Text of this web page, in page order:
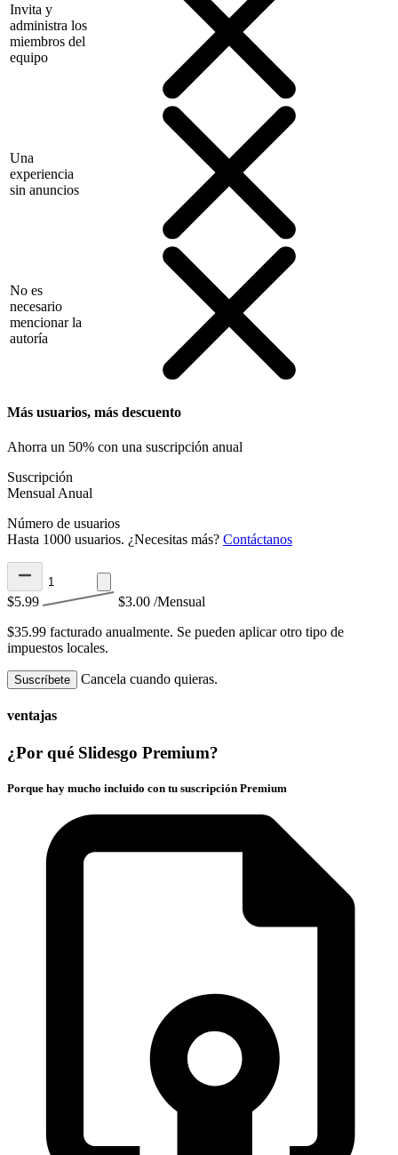
Invita y
administra los
miembros del
equipo
Una
experiencia
sin anuncios
No es
necesario
mencionar la
autoría
Más usuarios, más descuento
Ahorra un 50% con una suscripción anual
Suscripción
Mensual Anual
Número de usuarios
Hasta 1000 usuarios. ¿Necesitas más? Contáctanos
$5.99 $3.00 /Mensual
$35.99 facturado anualmente. Se pueden aplicar otro tipo de
impuestos locales.
Suscríbete Cancela cuando quieras.
ventajas
¿Por qué Slidesgo Premium?
Porque hay mucho incluido con tu suscripción Premium